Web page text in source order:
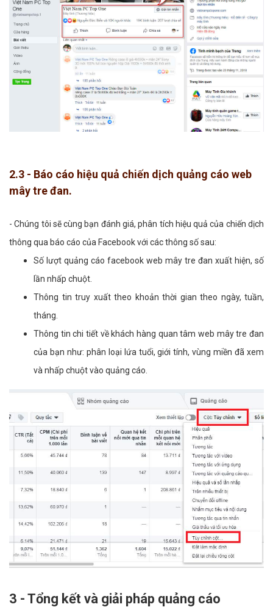
2.3 - Báo cáo hiệu quả chiến dịch quảng cáo web
mây tre đan.
- Chúng tôi sẽ cùng bạn đánh giá, phân tích hiệu quả của chiến dịch
thông qua báo cáo của Facebook với các thông số sau:
Số lượt quảng cáo facebook web mây tre đan xuất hiện, số
lần nhấp chuột.
Thông tin truy xuất theo khoản thời gian theo ngày, tuần,
tháng.
Thông tin chi tiết về khách hàng quan tâm web mây tre đan
của bạn như: phân loại lứa tuổi, giới tính, vùng miền đã xem
và nhấp chuột vào quảng cáo.
3 - Tổng kết và giải pháp quảng cáo